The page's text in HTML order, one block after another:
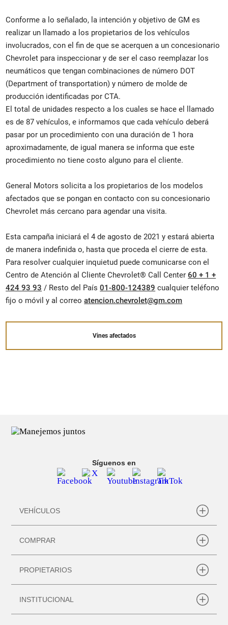
Conforme a lo señalado, la intención y objetivo de GM es
realizar un llamado a los propietarios de los vehículos
involucrados, con el fin de que se acerquen a un concesionario
Chevrolet para inspeccionar y de ser el caso reemplazar los
neumáticos que tengan combinaciones de número DOT
(Department of transportation) y número de molde de
producción identificadas por CTA.
El total de unidades respecto a los cuales se hace el llamado
es de 87 vehículos, e informamos que cada vehículo deberá
pasar por un procedimiento con una duración de 1 hora
aproximadamente, de igual manera se informa que este
procedimiento no tiene costo alguno para el cliente.
General Motors solicita a los propietarios de los modelos
afectados que se pongan en contacto con su concesionario
Chevrolet más cercano para agendar una visita.
Esta campaña iniciará el 4 de agosto de 2021 y estará abierta
de manera indefinida o, hasta que proceda el cierre de esta.
Para resolver cualquier inquietud puede comunicarse con el
Centro de Atención al Cliente Chevrolet® Call Center60 + 1 +
424 93 93 / Resto del País01-800-124389 cualquier teléfono
fijo o móvil y al correoatencion.chevrolet@gm.com
Vines afectados